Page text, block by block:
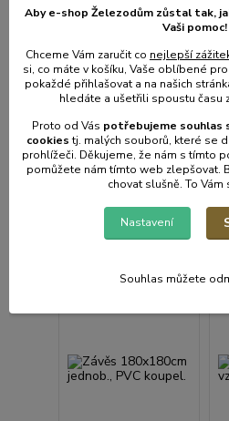
Závěs 180x180cm
jednob., PES koupel.
326 Kčbez
DPH
• Skladem centrální
sklad | odešleme do 2-3
prac. dnů
Aby e-shop Železodům zůstal tak,
Vaši pomoc!
Chceme Vám zaručit co nejlepší
si, co máte v košíku, Vaše oblíbené
pokaždé přihlašovat a na našich
hledáte a ušetřili spoustu času
Proto od Vás potřebujeme souhlas
cookiestj. malých souborů, které se
prohlížeči. Děkujeme, že nám s tímto
pomůžete nám tímto web zlepšovat.
chovat slušně. To
Nastavení
Souhlas můžete